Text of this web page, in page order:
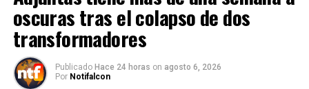
oscuras tras el colapso de dos
transformadores
Publicado Hace 24 horas on agosto 6, 2026
Por Notifalcon